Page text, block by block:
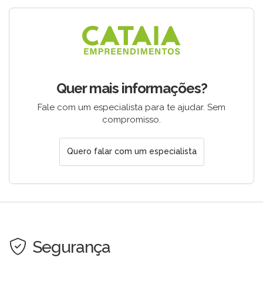
Quer mais informações?
Fale com um especialista para te ajudar. Sem
compromisso.
Quero falar com um especialista
Segurança